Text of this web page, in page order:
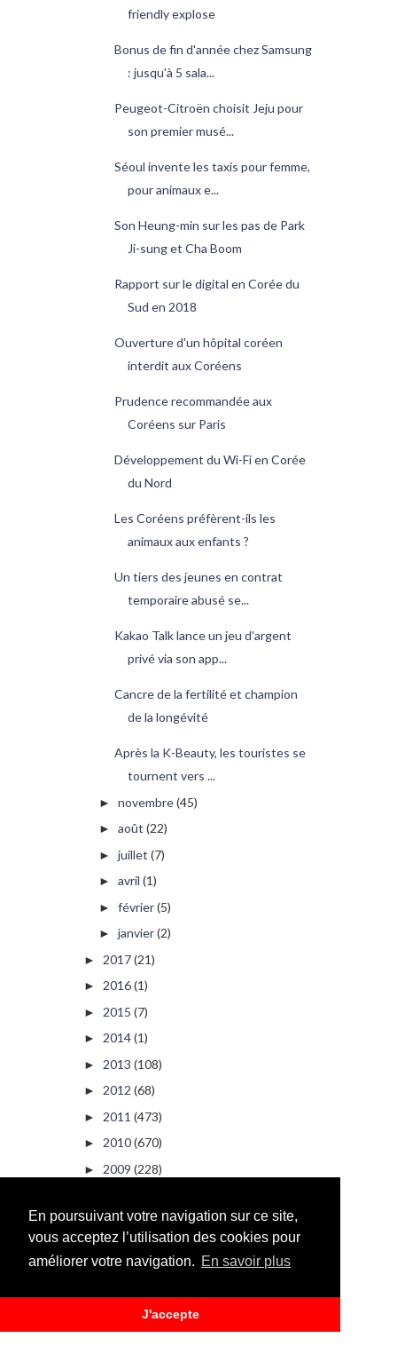
En poursuivant votre navigation sur ce site,
vous acceptez l’utilisation des cookies pour
améliorer votre navigation. En savoir plus
J'accepte
friendly explose
Bonus de fin d'année chez Samsung
: jusqu'à 5 sala...
Peugeot-Citroën choisit Jeju pour
son premier musé...
Séoul invente les taxis pour femme,
pour animaux e...
Son Heung-min sur les pas de Park
Ji-sung et Cha Boom
Rapport sur le digital en Corée du
Sud en 2018
Ouverture d'un hôpital coréen
interdit aux Coréens
Prudence recommandée aux
Coréens sur Paris
Développement du Wi-Fi en Corée
du Nord
Les Coréens préfèrent-ils les
animaux aux enfants ?
Un tiers des jeunes en contrat
temporaire abusé se...
Kakao Talk lance un jeu d'argent
privé via son app...
Cancre de la fertilité et champion
de la longévité
Après la K-Beauty, les touristes se
tournent vers ...
► novembre(45)
► août (22)
► juillet (7)
► avril (1)
► février(5)
► janvier(2)
► 2017(21)
► 2016(1)
► 2015 (7)
► 2014(1)
► 2013 (108)
► 2012 (68)
► 2011 (473)
► 2010(670)
► 2009 (228)
►2000(6)